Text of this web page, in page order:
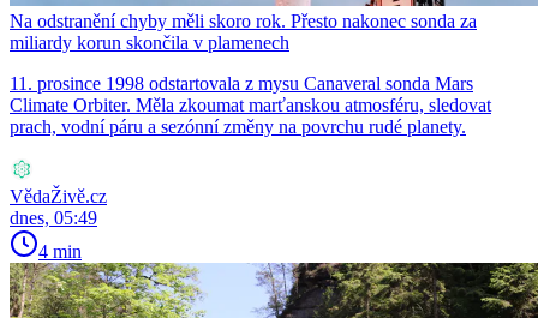
Na odstranění chyby měli skoro rok. Přesto nakonec sonda za
miliardy korun skončila v plamenech
11. prosince 1998 odstartovala z mysu Canaveral sonda Mars
Climate Orbiter. Měla zkoumat marťanskou atmosféru, sledovat
prach, vodní páru a sezónní změny na povrchu rudé planety.
VědaŽivě.cz
dnes, 05:49
4 min